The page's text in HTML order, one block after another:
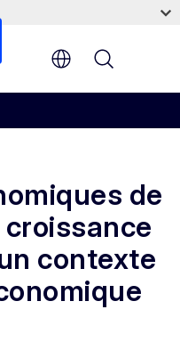
de
contexte